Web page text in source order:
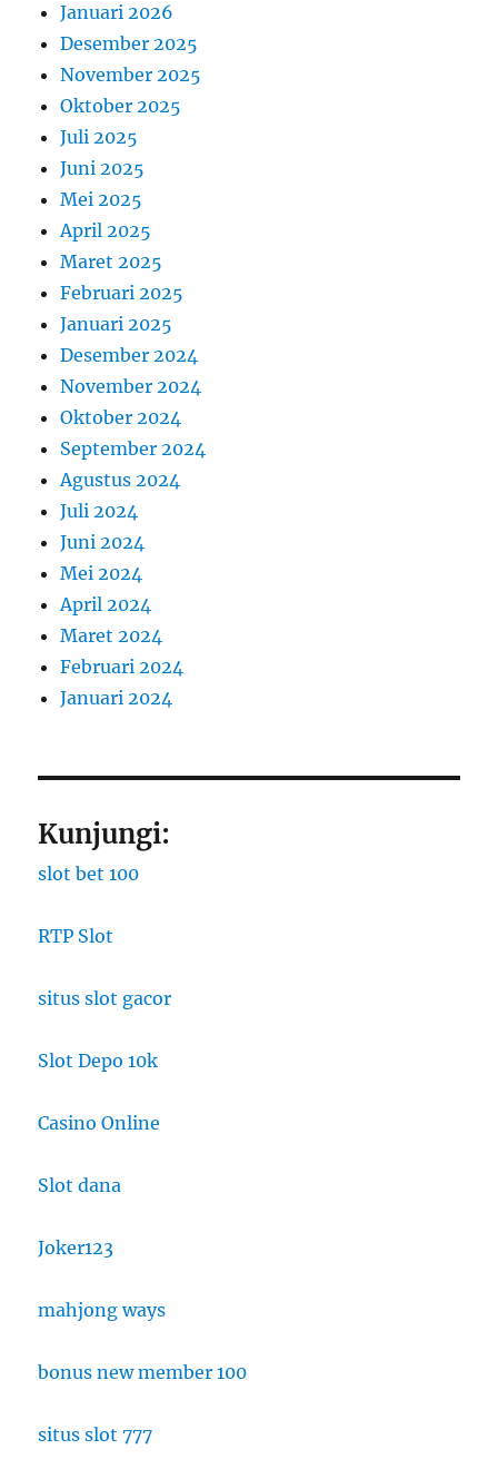
Januari 2026
Desember 2025
November 2025
Oktober 2025
Juli 2025
Juni 2025
Mei 2025
April 2025
Maret 2025
Februari 2025
Januari 2025
Desember 2024
November 2024
Oktober 2024
September 2024
Agustus 2024
Juli 2024
Juni 2024
Mei 2024
April 2024
Maret 2024
Februari 2024
Januari 2024
Kunjungi:
slot bet 100
RTP Slot
situs slot gacor
Slot Depo 10k
Casino Online
Slot dana
Joker123
mahjong ways
bonus new member 100
situs slot 777